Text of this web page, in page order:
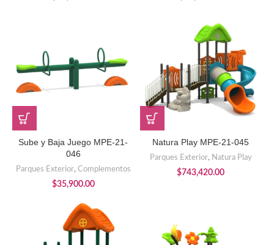
Sube y Baja Juego MPE-21-
046
Parques Exterior, Complementos
$35,900.00
Natura Play MPE-21-045
Parques Exterior, Natura Play
$743,420.00